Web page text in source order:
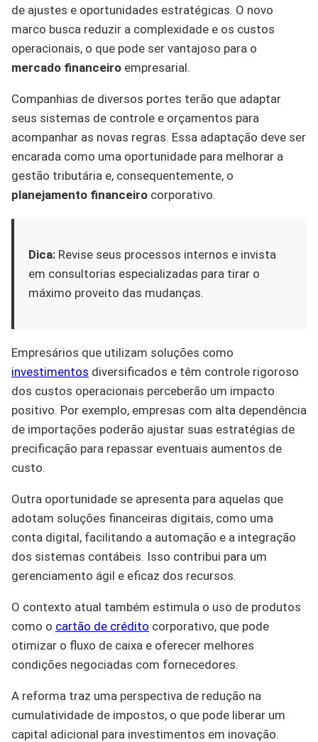
de ajustes e oportunidades estratégicas. O novo
marco busca reduzir a complexidade e os custos
operacionais, o que pode ser vantajoso para o
mercado financeiro empresarial.
Companhias de diversos portes terão que adaptar
seus sistemas de controle e orçamentos para
acompanhar as novas regras. Essa adaptação deve ser
encarada como uma oportunidade para melhorar a
gestão tributária e, consequentemente, o
planejamento financeiro corporativo.
Dica: Revise seus processos internos e invista
em consultorias especializadas para tirar o
máximo proveito das mudanças.
Empresários que utilizam soluções como
investimentos diversificados e têm controle rigoroso
dos custos operacionais perceberão um impacto
positivo. Por exemplo, empresas com alta dependência
de importações poderão ajustar suas estratégias de
precificação para repassar eventuais aumentos de
custo.
Outra oportunidade se apresenta para aquelas que
adotam soluções financeiras digitais, como uma
conta digital, facilitando a automação e a integração
dos sistemas contábeis. Isso contribui para um
gerenciamento ágil e eficaz dos recursos.
O contexto atual também estimula o uso de produtos
como o cartão de crédito corporativo, que pode
otimizar o fluxo de caixa e oferecer melhores
condições negociadas com fornecedores.
A reforma traz uma perspectiva de redução na
cumulatividade de impostos, o que pode liberar um
capital adicional para investimentos em inovação.